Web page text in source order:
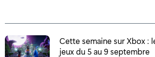
Cette semaine sur Xbox :
jeux du 5 au 9 septembre